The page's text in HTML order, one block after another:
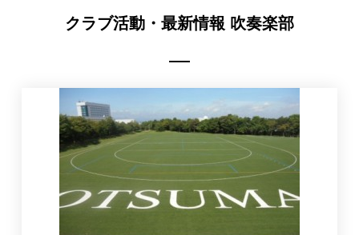
入試情報
クラブ活動・最新情報 吹奏楽部